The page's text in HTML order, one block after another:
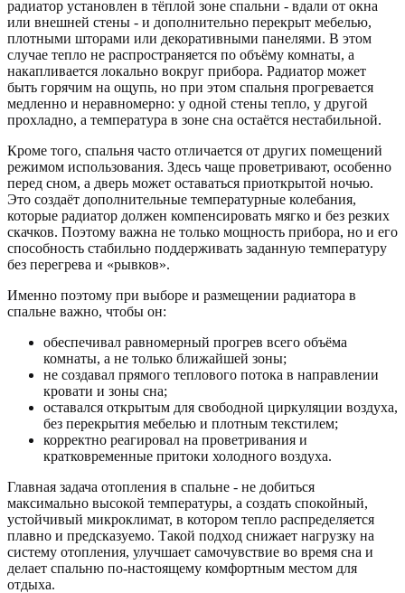
радиатор установлен в тёплой зоне спальни - вдали от окна
или внешней стены - и дополнительно перекрыт мебелью,
плотными шторами или декоративными панелями. В этом
случае тепло не распространяется по объёму комнаты, а
накапливается локально вокруг прибора. Радиатор может
быть горячим на ощупь, но при этом спальня прогревается
медленно и неравномерно: у одной стены тепло, у другой
прохладно, а температура в зоне сна остаётся нестабильной.
Кроме того, спальня часто отличается от других помещений
режимом использования. Здесь чаще проветривают, особенно
перед сном, а дверь может оставаться приоткрытой ночью.
Это создаёт дополнительные температурные колебания,
которые радиатор должен компенсировать мягко и без резких
скачков. Поэтому важна не только мощность прибора, но и его
способность стабильно поддерживать заданную температуру
без перегрева и «рывков».
Именно поэтому при выборе и размещении радиатора в
спальне важно, чтобы он:
обеспечивал равномерный прогрев всего объёма
комнаты, а не только ближайшей зоны;
не создавал прямого теплового потока в направлении
кровати и зоны сна;
оставался открытым для свободной циркуляции воздуха,
без перекрытия мебелью и плотным текстилем;
корректно реагировал на проветривания и
кратковременные притоки холодного воздуха.
Главная задача отопления в спальне - не добиться
максимально высокой температуры, а создать спокойный,
устойчивый микроклимат, в котором тепло распределяется
плавно и предсказуемо. Такой подход снижает нагрузку на
систему отопления, улучшает самочувствие во время сна и
делает спальню по-настоящему комфортным местом для
отдыха.